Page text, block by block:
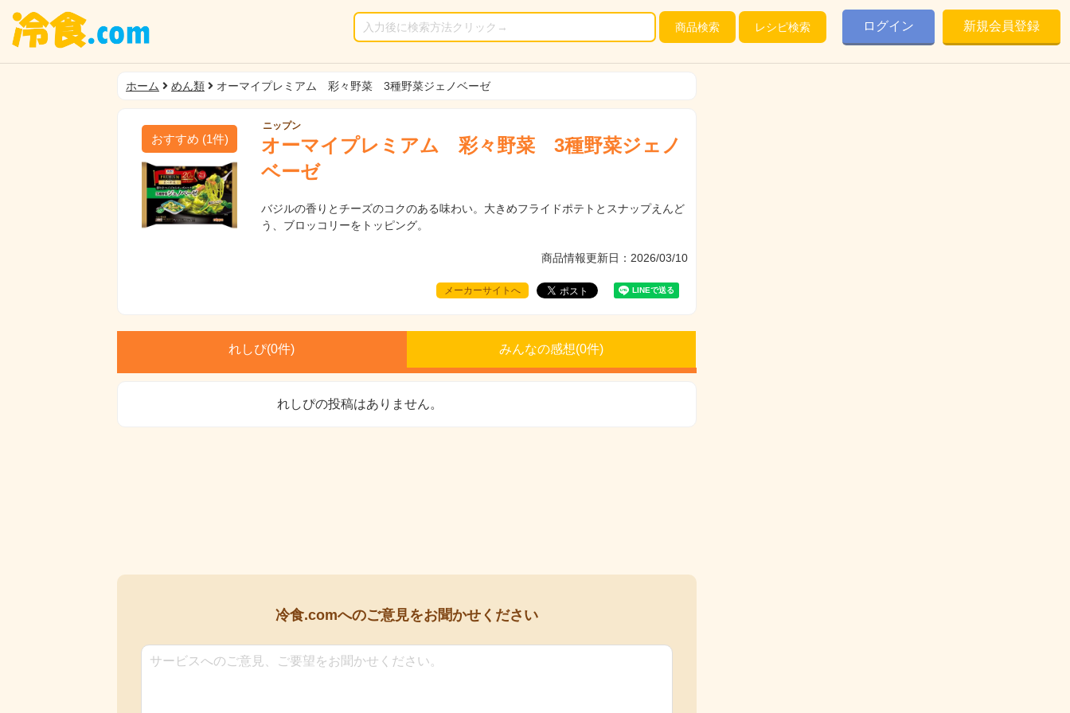
商品検索 レシピ検索 ログイン 新規会員登録
ホーム めん類 オーマイプレミアム 彩々野菜 3種野菜ジェノベーゼ
おすすめ (1件)
ニップン
オーマイプレミアム 彩々野菜 3種野菜ジェノ
ベーゼ
バジルの香りとチーズのコクのある味わい。大きめフライドポテトとスナップえんど
う、ブロッコリーをトッピング。
商品情報更新日：2026/03/10
メーカーサイトへ
れしぴ(0件) みんなの感想(0件)
れしぴの投稿はありません。
冷食.comへのご意見をお聞かせください